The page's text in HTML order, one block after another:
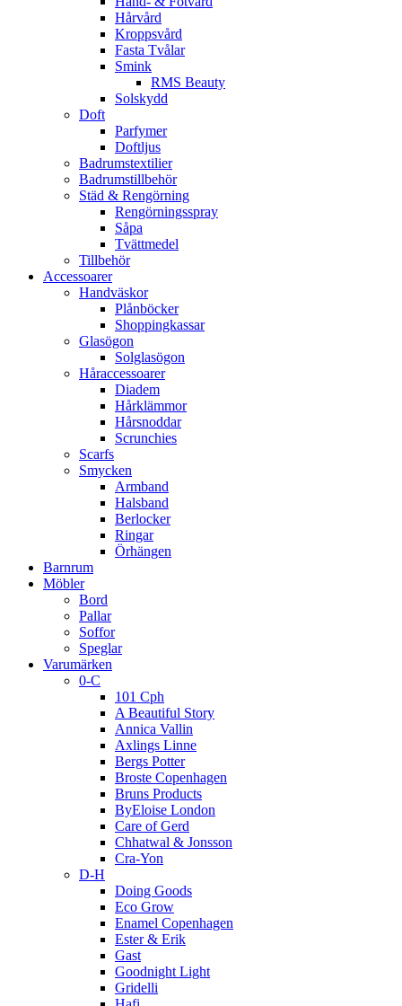
Hårvård
Kroppsvård
Fasta Tvålar
Smink
RMS Beauty
Solskydd
Doft
Parfymer
Doftljus
Badrumstextilier
Badrumstillbehör
Städ & Rengörning
Rengörningsspray
Såpa
Tvättmedel
Tillbehör
Accessoarer
Handväskor
Plånböcker
Shoppingkassar
Glasögon
Solglasögon
Håraccessoarer
Diadem
Hårklämmor
Hårsnoddar
Scrunchies
Scarfs
Smycken
Armband
Halsband
Berlocker
Ringar
Örhängen
Barnrum
Möbler
Bord
Pallar
Soffor
Speglar
Varumärken
0-C
101 Cph
A Beautiful Story
Annica Vallin
Axlings Linne
Bergs Potter
Broste Copenhagen
Bruns Products
ByEloise London
Care of Gerd
Chhatwal & Jonsson
Cra-Yon
D-H
Doing Goods
Eco Grow
Enamel Copenhagen
Ester & Erik
Gast
Goodnight Light
Gridelli